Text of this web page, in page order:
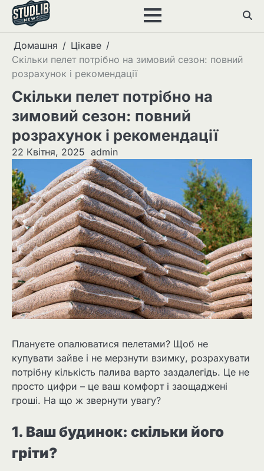
Перейти
вмісту
Домашня
Цікаве
Скільки пелет потрібно на зимовий сезон: повний
розрахунок і рекомендації
Скільки пелет потрібно на
зимовий сезон: повний
розрахунок і рекомендації
22 Квітня, 2025 admin
Плануєте опалюватися пелетами? Щоб не
купувати зайве і не мерзнути взимку, розрахувати
потрібну кількість палива варто заздалегідь. Це не
просто цифри – це ваш комфорт і заощаджені
гроші. На що ж звернути увагу?
1. Ваш будинок: скільки його
гріти?